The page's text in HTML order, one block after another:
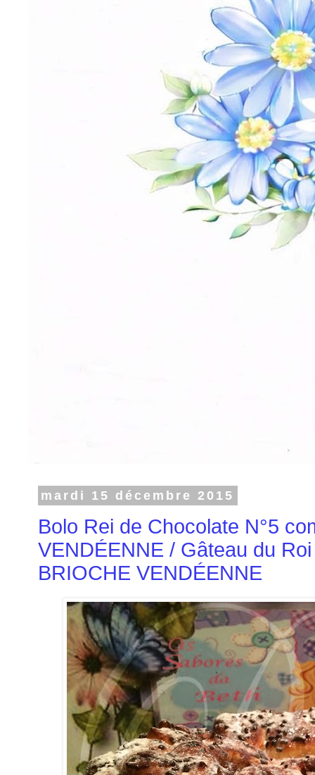
mardi 15 décembre 2015
Bolo Rei de Chocolate N°5
VENDÉENNE / Gâteau du
BRIOCHE VENDÉENNE